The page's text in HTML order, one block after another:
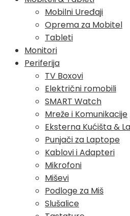
Mobilni Uređaji
Oprema za Mobitel
Tableti
Monitori
Periferija
TV Boxovi
Električni romobili
SMART Watch
Mreže i Komunikacije
Eksterna Kućišta &
Punjači za Laptope
Kablovi i Adapteri
Mikrofoni
Miševi
Podloge za Miš
Slušalice